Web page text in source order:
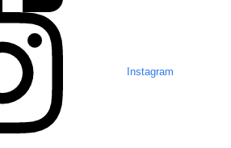
Instagram